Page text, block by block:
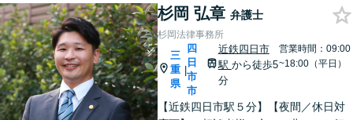
杉岡 弘章 弁護士
杉岡法律事務所
三
重
県
|
四
日
市
市
近鉄四日市
駅 から徒歩5
分
営業時間：09:00
~18:00（平日）
【近鉄四日市駅５分】【夜間／休日対